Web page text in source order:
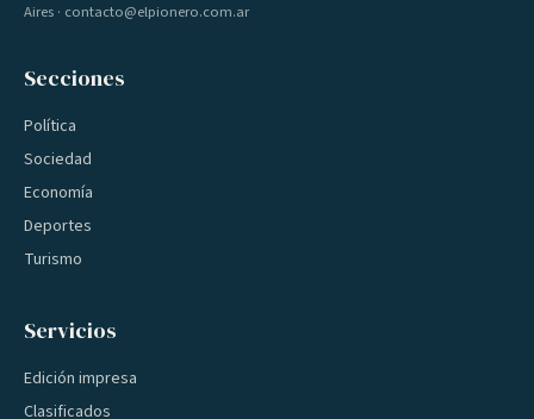
Aires · contacto@elpionero.com.ar
Secciones
Política
Sociedad
Economía
Deportes
Turismo
Servicios
Edición impresa
Clasificados